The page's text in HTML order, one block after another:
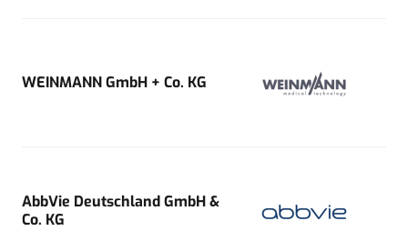
WEINMANN GmbH + Co. KG
AbbVie Deutschland GmbH &
Co. KG